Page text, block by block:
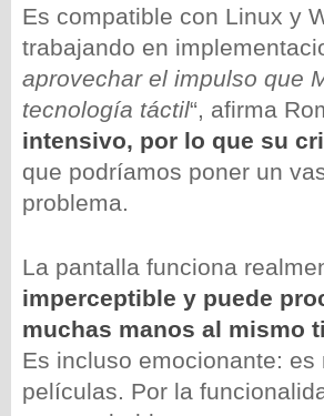
Es compatible con Linux y
trabajando en
aprovechar el impulso que
tecnología táctil“, afirma
intensivo, por lo que su
que podríamos poner un
problema.
La pantalla funciona
imperceptible y puede
muchas manos al mismo
Es incluso emocionante:
películas. Por la